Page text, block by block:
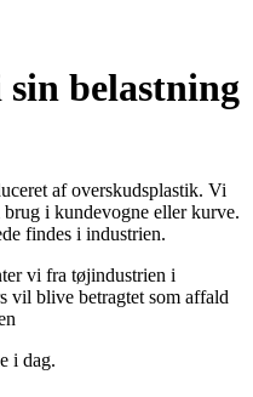
belastning
af overskudsplastik. Vi
i kundevogne eller kurve.
findes i industrien.
vi fra tøjindustrien i
vil blive betragtet som affald
i dag.